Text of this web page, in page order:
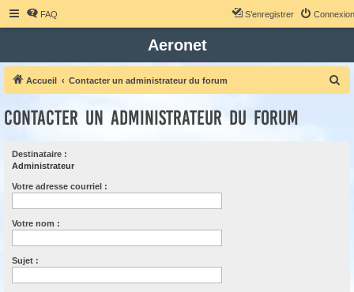
FAQ Connexion
S’enregistrer
Aeronet
Accueil Contacter un administrateur du forum
Contacter un administrateur du forum
Destinataire :
Administrateur
Votre adresse courriel :
Votre nom :
Sujet :